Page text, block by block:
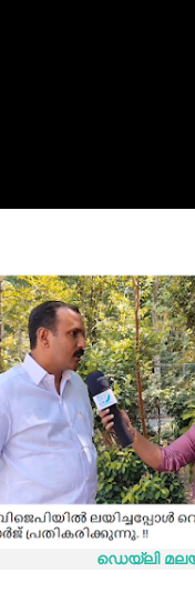
ഡെയ്‌ലി മലയാളി ന്യൂസ്,